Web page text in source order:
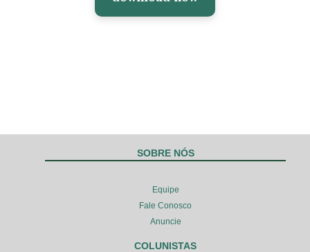
SOBRE NÓS
Equipe
Fale Conosco
Anuncie
COLUNISTAS